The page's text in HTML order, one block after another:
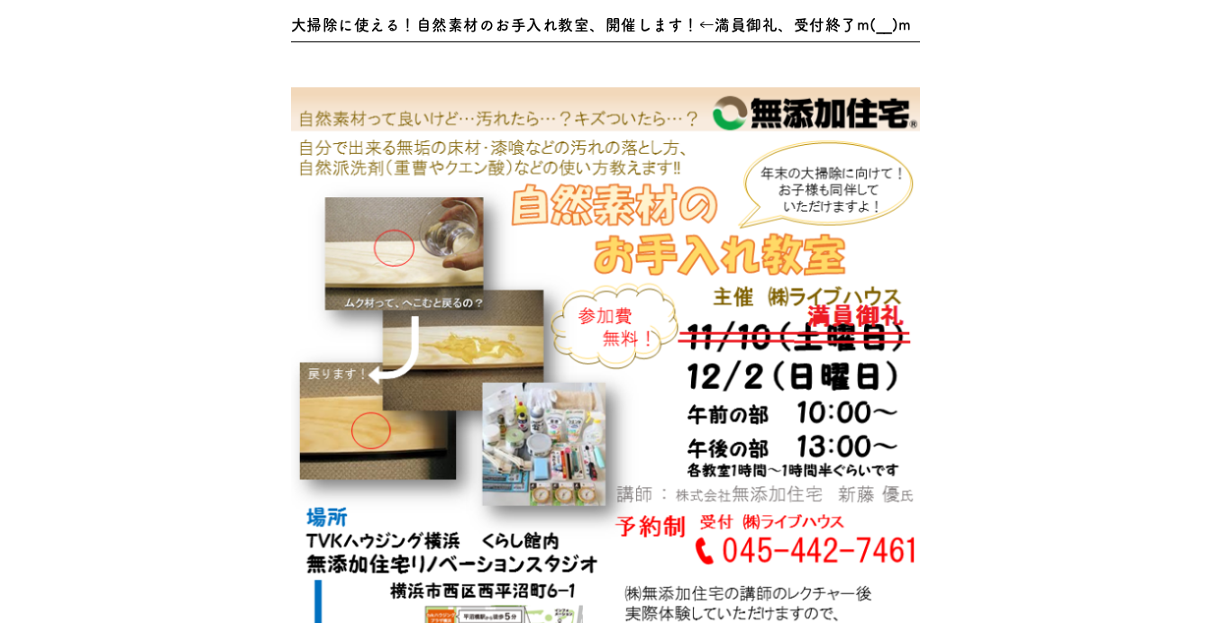
大掃除に使える！自然素材のお手入れ教室、開催します！←満員御礼、受付終了m(__)m